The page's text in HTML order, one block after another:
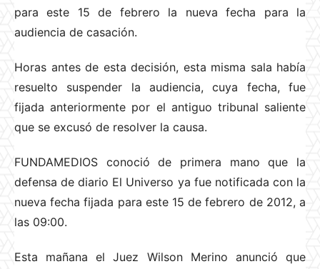
para este 15 de febrero la nueva fecha para la
audiencia de casación.
Horas antes de esta decisión, esta misma sala había
resuelto suspender la audiencia, cuya fecha, fue
fijada anteriormente por el antiguo tribunal saliente
que se excusó de resolver la causa.
FUNDAMEDIOS conoció de primera mano que la
defensa de diario El Universo ya fue notificada con la
nueva fecha fijada para este 15 de febrero de 2012, a
las 09:00.
Esta mañana el Juez Wilson Merino anunció que